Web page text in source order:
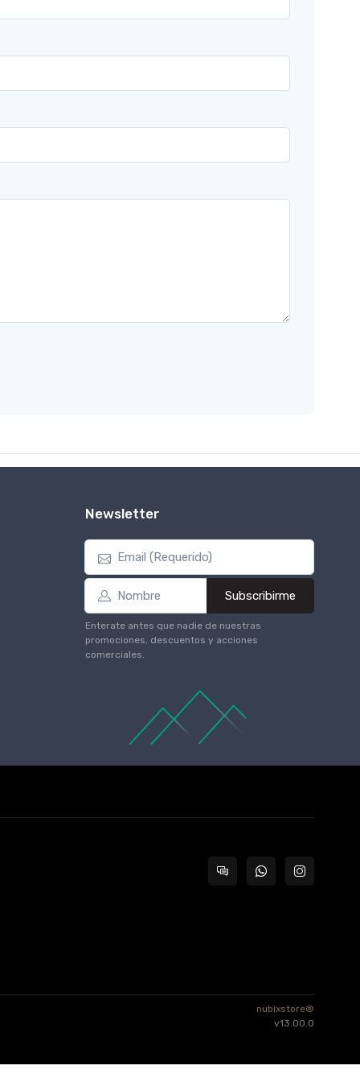
Newsletter
Subscribirme
Enterate antes que nadie de nuestras
promociones, descuentos y acciones
comerciales.
nubixstore®
v13.00.0